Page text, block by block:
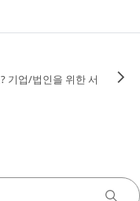
기업/법인을 위한 서